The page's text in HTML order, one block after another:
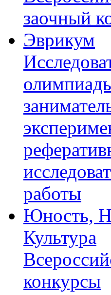
заочный
Эврикум
работы
Юность,
Культура
конкурсы